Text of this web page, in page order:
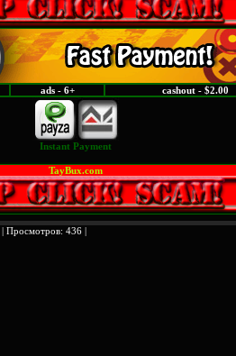
ads - 6+ cashout - $2.00
Instant Payment
TayBux.com
| Просмотров: 436 |